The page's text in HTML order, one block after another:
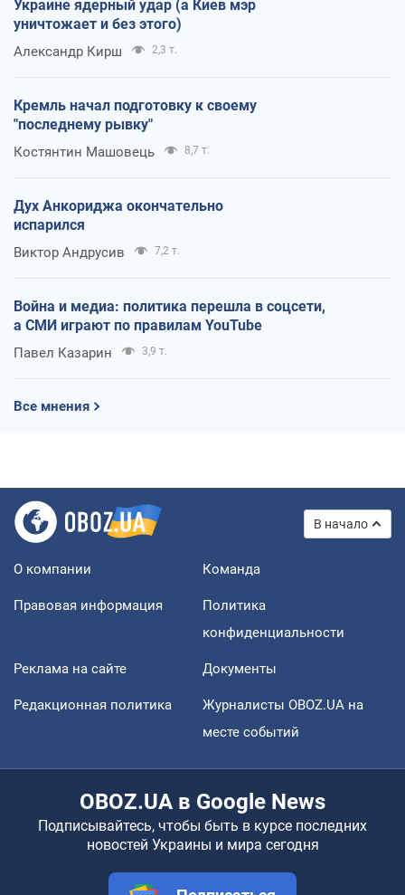
Украине ядерный удар (а Киев мэр
уничтожает и без этого)
Александр Кирш 2,3 т.
Кремль начал подготовку к своему
"последнему рывку"
Костянтин Машовець 8,7 т.
Дух Анкориджа окончательно
испарился
Виктор Андрусив 7,2 т.
Война и медиа: политика перешла в соцсети,
а СМИ играют по правилам YouTube
Павел Казарин 3,9 т.
Все мнения
В начало
О компании Команда
Правовая информация
Политика
конфиденциальности
Реклама на сайте Документы
Редакционная политика
Журналисты OBOZ.UA на
месте событий
OBOZ.UA в Google News
Подписывайтесь, чтобы быть в курсе последних
новостей Украины и мира сегодня